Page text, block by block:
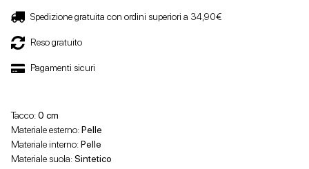
Spedizione gratuita con ordini superiori a 34,90€
Reso gratuito
Pagamenti sicuri
Tacco:0 cm
Materiale esterno:Pelle
Materiale interno:Pelle
Materiale suola:Sintetico